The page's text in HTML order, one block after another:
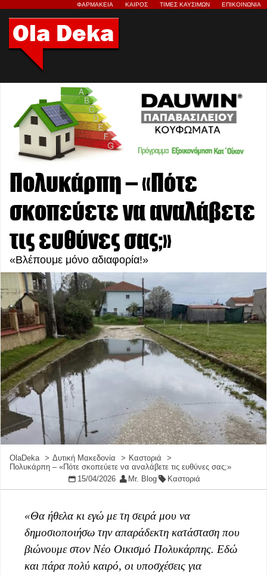
ΦΑΡΜΑΚΕΙΑ ΚΑΙΡΟΣ ΤΙΜΕΣ ΚΑΥΣΙΜΩΝ ΕΠΙΚΟΙΝΩΝΙΑ
Πολυκάρπη – «Πότε
σκοπεύετε να αναλάβετε
τις ευθύνες σας;»
«Βλέπουμε μόνο αδιαφορία!»
OlaDeka Δυτική Μακεδονία
Καστοριά
Πολυκάρπη – «Πότε σκοπεύετε να αναλάβετε τις ευθύνες σας;»
15/04/2026
Mr. Blog Καστοριά
«Θα ήθελα κι εγώ με τη σειρά μου να
δημοσιοποιήσω την απαράδεκτη κατάσταση που
βιώνουμε στον Νέο Οικισμό Πολυκάρπης. Εδώ
και πάρα πολύ καιρό, οι υποσχέσεις για